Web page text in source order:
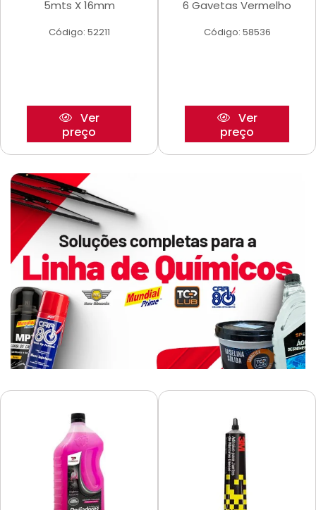
5mts X 16mm
Código: 52211
Ver
preço
6 Gavetas Vermelho
Código: 58536
Ver
preço